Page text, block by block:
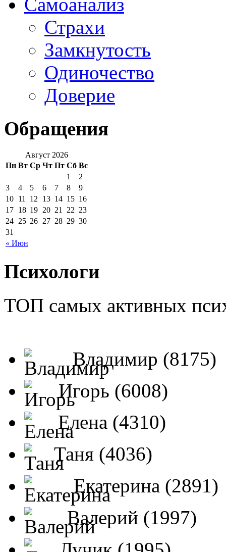
Страхи
Замкнутость
Одиночество
Доверие
Обращения
Август 2026
Пн Вт Ср Чт Пт Сб Вс
« Июн
1
2
3
4 5 6 7 8
9
10 11 12 13 14 15 16
17 18 19 20 21 22 23
24 25 26 27 28 29 30
31
Психологи
ТОП самых активных
Владимир (8175)
Игорь (6008)
Елена (4310)
Таня (4036)
Екатерина (2891)
Валерий (1997)